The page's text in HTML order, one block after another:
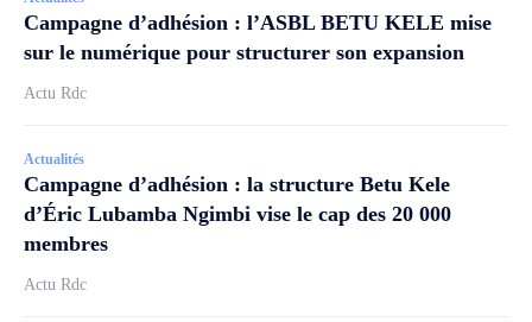
Campagne d’adhésion : l’ASBL BETU KELE mise
sur le numérique pour structurer son expansion
Actu Rdc
Actualités
Campagne d’adhésion : la structure Betu Kele
d’Éric Lubamba Ngimbi vise le cap des 20 000
membres
Actu Rdc